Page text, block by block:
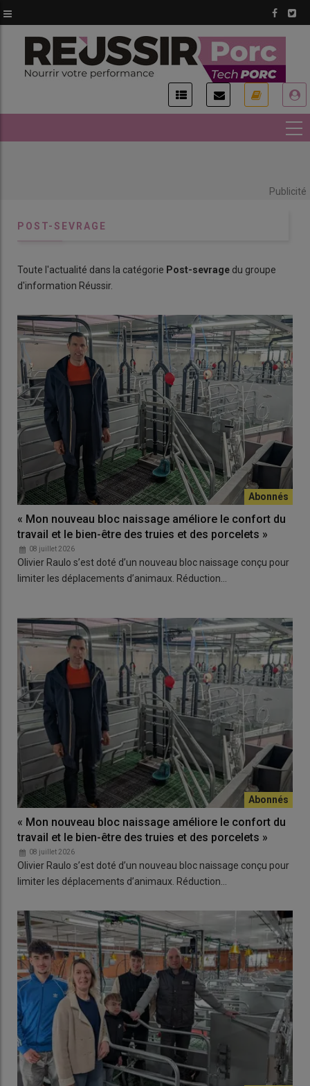
au
contenu
principal
Publicité
POST-SEVRAGE
Toute l'actualité dans la catégorie Post-sevrage du groupe
d'information Réussir.
« Mon nouveau bloc naissage améliore le confort du
travail et le bien-être des truies et des porcelets »
08 juillet 2026
Olivier Raulo s’est doté d’un nouveau bloc naissage conçu pour
limiter les déplacements d’animaux. Réduction…
« Mon nouveau bloc naissage améliore le confort du
travail et le bien-être des truies et des porcelets »
08 juillet 2026
Olivier Raulo s’est doté d’un nouveau bloc naissage conçu pour
limiter les déplacements d’animaux. Réduction…